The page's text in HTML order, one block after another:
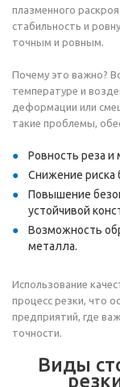
плазменного
стабильность и
точным и ровным.
Почему это важно?
температуре и
деформации или
такие проблемы,
Ровность реза
Снижение риска
Повышение
устойчивой
Возможность
металла.
Использование
процесс резки, что
предприятий, где
точности.
Виды